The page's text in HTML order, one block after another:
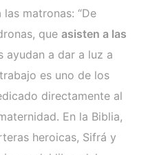
matronas: “De
que asisten a las
ayudan a dar a luz a
es uno de los
directamente al
En la Biblia,
heroicas, Sifrá y